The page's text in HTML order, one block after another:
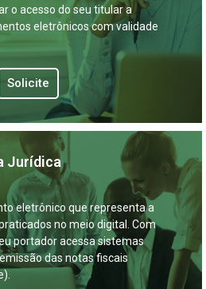
o acesso do seu titular a
eletrônicos com validade
Solicite
Jurídica
eletrônico que representa a
no meio digital. Com
portador acessa sistemas
das notas fiscais